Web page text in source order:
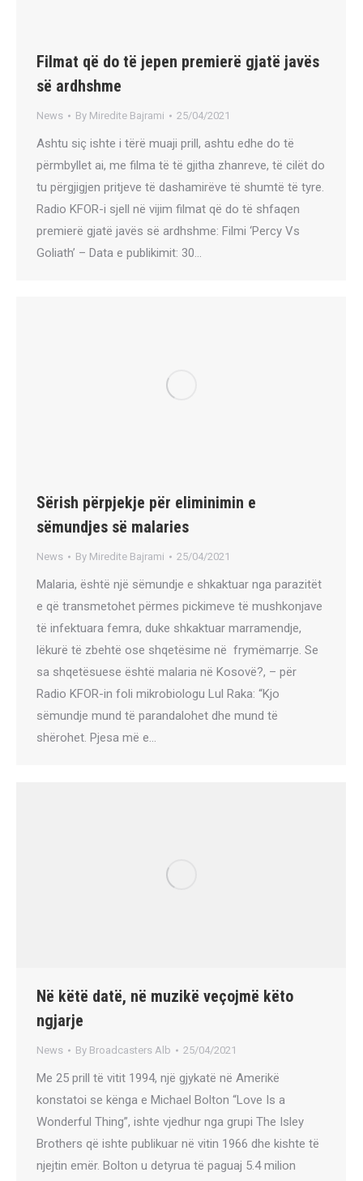
Filmat që do të jepen premierë gjatë javës
së ardhshme
News By Miredite Bajrami 25/04/2021
Ashtu siç ishte i tërë muaji prill, ashtu edhe do të
përmbyllet ai, me filma të të gjitha zhanreve, të cilët do
tu përgjigjen pritjeve të dashamirëve të shumtë të tyre.
Radio KFOR-i sjell në vijim filmat që do të shfaqen
premierë gjatë javës së ardhshme: Filmi ‘Percy Vs
Goliath’ – Data e publikimit: 30…
Sërish përpjekje për eliminimin e
sëmundjes së malaries
News By Miredite Bajrami 25/04/2021
Malaria, është një sëmundje e shkaktuar nga parazitët
e që transmetohet përmes pickimeve të mushkonjave
të infektuara femra, duke shkaktuar marramendje,
lëkurë të zbehtë ose shqetësime në frymëmarrje. Se
sa shqetësuese është malaria në Kosovë?, – për
Radio KFOR-in foli mikrobiologu Lul Raka: “Kjo
sëmundje mund të parandalohet dhe mund të
shërohet. Pjesa më e…
Në këtë datë, në muzikë veçojmë këto
ngjarje
News By Broadcasters Alb 25/04/2021
Me 25 prill të vitit 1994, një gjykatë në Amerikë
konstatoi se kënga e Michael Bolton “Love Is a
Wonderful Thing”, ishte vjedhur nga grupi The Isley
Brothers që ishte publikuar në vitin 1966 dhe kishte të
njejtin emër. Bolton u detyrua të paguaj 5.4 milion